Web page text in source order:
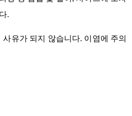
.
유가 되지 않습니다. 이염에 주의